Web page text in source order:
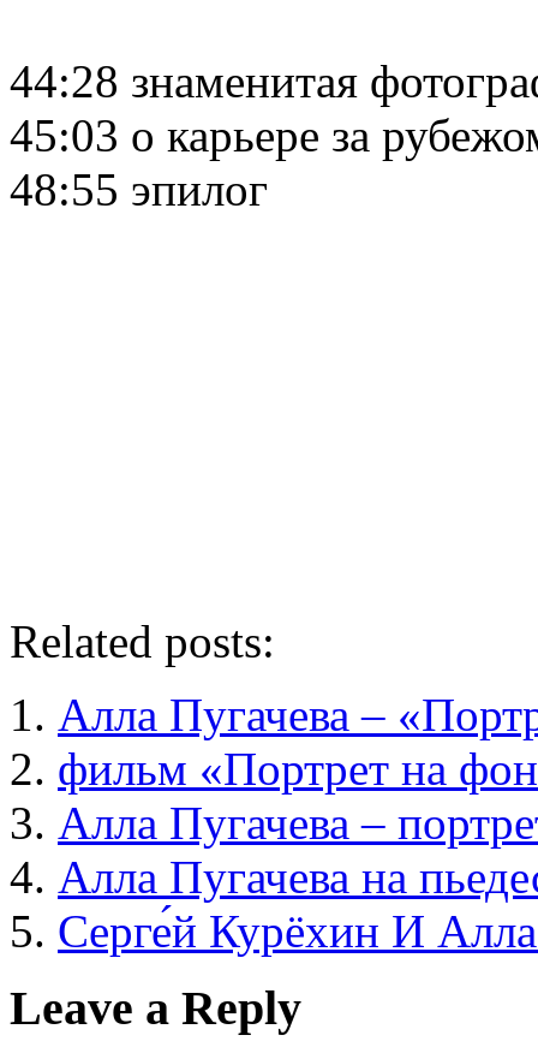
44:28 знаменитая
45:03 о карьере за
48:55 эпилог
Related posts:
Алла Пугачева –
фильм «Портрет на
Алла Пугачева –
Алла Пугачева на
Серге́й Курёхин И
Leave a Reply